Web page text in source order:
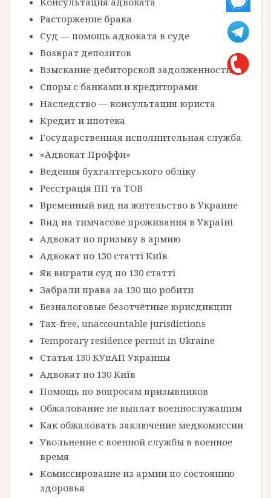
Расторжение брака
Суд — помощь адвоката в суде
Возврат депозитов
Взыскание дебиторской задолженности
Споры с банками и кредиторами
Наследство — консультация юриста
Кредит и ипотека
Государственная исполнительная служба
«Адвокат Проффи»
Ведення бухгалтерського обліку
Реєстрація ПП та ТОВ
Временный вид на жительство в Украине
Вид на тимчасове проживання в Україні
Адвокат по призыву в армию
Адвокат по 130 статті Київ
Як виграти суд по 130 статті
Забрали права за 130 що робити
Безналоговые безотчётные юрисдикции
Tax-free, unaccountable jurisdictions
Temporary residence permit in Ukraine
Статья 130 КУпАП Украины
Адвокат по 130 Київ
Помощь по вопросам призывников
Обжалование не выплат военнослужащим
Как обжаловать заключение медкомиссии
Увольнение с военной службы в военное
время
Комиссирование из армии по состоянию
здоровья